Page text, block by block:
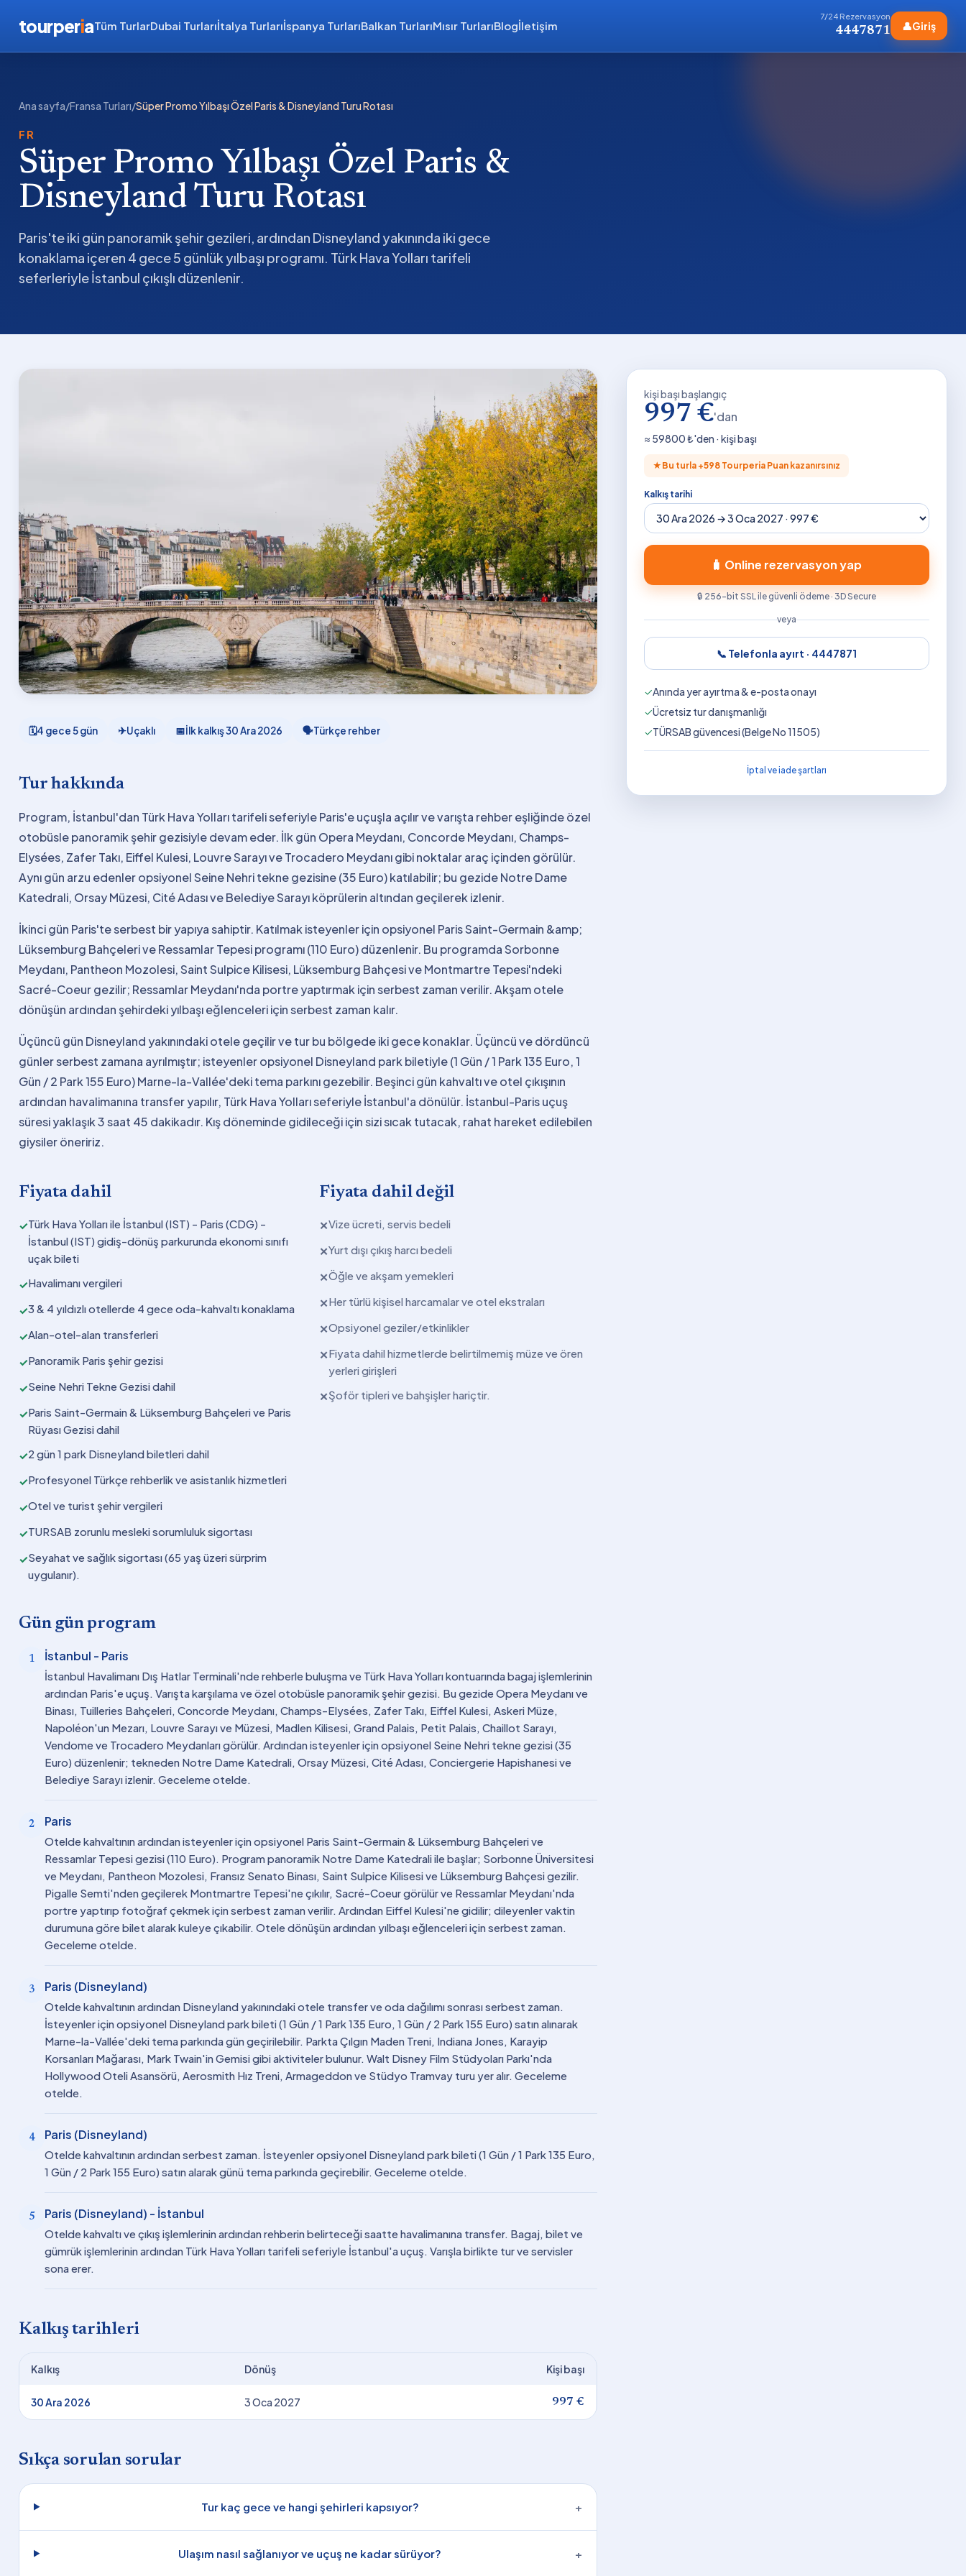
tourperiaTüm TurlarDubai Turlarıİtalya Turlarıİspanya TurlarıBalkan TurlarıMısır TurlarıBlogİletişim
7/24 Rezervasyon
4447871 👤Giriş
Ana sayfa/Fransa Turları/Süper Promo Yılbaşı Özel Paris & Disneyland Turu Rotası
FR
Süper Promo Yılbaşı Özel Paris &
Disneyland Turu Rotası
Paris'te iki gün panoramik şehir gezileri, ardından Disneyland yakınında iki gece
konaklama içeren 4 gece 5 günlük yılbaşı programı. Türk Hava Yolları tarifeli
seferleriyle İstanbul çıkışlı düzenlenir.
🗓4 gece 5 gün ✈Uçaklı 📅İlk kalkış30 Ara 2026 🗣Türkçe rehber
Tur hakkında
Program, İstanbul'dan Türk Hava Yolları tarifeli seferiyle Paris'e uçuşla açılır ve varışta rehber eşliğinde özel
otobüsle panoramik şehir gezisiyle devam eder. İlk gün Opera Meydanı, Concorde Meydanı, Champs-
Elysées, Zafer Takı, Eiffel Kulesi, Louvre Sarayı ve Trocadero Meydanı gibi noktalar araç içinden görülür.
Aynı gün arzu edenler opsiyonel Seine Nehri tekne gezisine (35 Euro) katılabilir; bu gezide Notre Dame
Katedrali, Orsay Müzesi, Cité Adası ve Belediye Sarayı köprülerin altından geçilerek izlenir.
İkinci gün Paris'te serbest bir yapıya sahiptir. Katılmak isteyenler için opsiyonel Paris Saint-Germain &amp;
Lüksemburg Bahçeleri ve Ressamlar Tepesi programı (110 Euro) düzenlenir. Bu programda Sorbonne
Meydanı, Pantheon Mozolesi, Saint Sulpice Kilisesi, Lüksemburg Bahçesi ve Montmartre Tepesi'ndeki
Sacré-Coeur gezilir; Ressamlar Meydanı'nda portre yaptırmak için serbest zaman verilir. Akşam otele
dönüşün ardından şehirdeki yılbaşı eğlenceleri için serbest zaman kalır.
Üçüncü gün Disneyland yakınındaki otele geçilir ve tur bu bölgede iki gece konaklar. Üçüncü ve dördüncü
günler serbest zamana ayrılmıştır; isteyenler opsiyonel Disneyland park biletiyle (1 Gün / 1 Park 135 Euro, 1
Gün / 2 Park 155 Euro) Marne-la-Vallée'deki tema parkını gezebilir. Beşinci gün kahvaltı ve otel çıkışının
ardından havalimanına transfer yapılır, Türk Hava Yolları seferiyle İstanbul'a dönülür. İstanbul-Paris uçuş
süresi yaklaşık 3 saat 45 dakikadır. Kış döneminde gidileceği için sizi sıcak tutacak, rahat hareket edilebilen
giysiler öneririz.
Fiyata dahil
✓Türk Hava Yolları ile İstanbul (IST) - Paris (CDG) -
İstanbul (IST) gidiş-dönüş parkurunda ekonomi sınıfı
uçak bileti
✓Havalimanı vergileri
✓3 & 4 yıldızlı otellerde 4 gece oda-kahvaltı konaklama
✓Alan-otel-alan transferleri
✓Panoramik Paris şehir gezisi
✓Seine Nehri Tekne Gezisi dahil
✓Paris Saint-Germain & Lüksemburg Bahçeleri ve Paris
Rüyası Gezisi dahil
✓2 gün 1 park Disneyland biletleri dahil
✓Profesyonel Türkçe rehberlik ve asistanlık hizmetleri
✓Otel ve turist şehir vergileri
✓TURSAB zorunlu mesleki sorumluluk sigortası
✓Seyahat ve sağlık sigortası (65 yaş üzeri sürprim
uygulanır).
Fiyata dahil değil
✕Vize ücreti, servis bedeli
✕Yurt dışı çıkış harcı bedeli
✕Öğle ve akşam yemekleri
✕Her türlü kişisel harcamalar ve otel ekstraları
✕Opsiyonel geziler/etkinlikler
✕Fiyata dahil hizmetlerde belirtilmemiş müze ve ören
yerleri girişleri
✕Şoför tipleri ve bahşişler hariçtir.
Gün gün program
1 İstanbul - Paris
İstanbul Havalimanı Dış Hatlar Terminali'nde rehberle buluşma ve Türk Hava Yolları kontuarında bagaj işlemlerinin
ardından Paris'e uçuş. Varışta karşılama ve özel otobüsle panoramik şehir gezisi. Bu gezide Opera Meydanı ve
Binası, Tuilleries Bahçeleri, Concorde Meydanı, Champs-Elysées, Zafer Takı, Eiffel Kulesi, Askeri Müze,
Napoléon'un Mezarı, Louvre Sarayı ve Müzesi, Madlen Kilisesi, Grand Palais, Petit Palais, Chaillot Sarayı,
Vendome ve Trocadero Meydanları görülür. Ardından isteyenler için opsiyonel Seine Nehri tekne gezisi (35
Euro) düzenlenir; tekneden Notre Dame Katedrali, Orsay Müzesi, Cité Adası, Conciergerie Hapishanesi ve
Belediye Sarayı izlenir. Geceleme otelde.
2 Paris
Otelde kahvaltının ardından isteyenler için opsiyonel Paris Saint-Germain & Lüksemburg Bahçeleri ve
Ressamlar Tepesi gezisi (110 Euro). Program panoramik Notre Dame Katedrali ile başlar; Sorbonne Üniversitesi
ve Meydanı, Pantheon Mozolesi, Fransız Senato Binası, Saint Sulpice Kilisesi ve Lüksemburg Bahçesi gezilir.
Pigalle Semti'nden geçilerek Montmartre Tepesi'ne çıkılır, Sacré-Coeur görülür ve Ressamlar Meydanı'nda
portre yaptırıp fotoğraf çekmek için serbest zaman verilir. Ardından Eiffel Kulesi'ne gidilir; dileyenler vaktin
durumuna göre bilet alarak kuleye çıkabilir. Otele dönüşün ardından yılbaşı eğlenceleri için serbest zaman.
Geceleme otelde.
3 Paris (Disneyland)
Otelde kahvaltının ardından Disneyland yakınındaki otele transfer ve oda dağılımı sonrası serbest zaman.
İsteyenler için opsiyonel Disneyland park bileti (1 Gün / 1 Park 135 Euro, 1 Gün / 2 Park 155 Euro) satın alınarak
Marne-la-Vallée'deki tema parkında gün geçirilebilir. Parkta Çılgın Maden Treni, Indiana Jones, Karayip
Korsanları Mağarası, Mark Twain'in Gemisi gibi aktiviteler bulunur. Walt Disney Film Stüdyoları Parkı'nda
Hollywood Oteli Asansörü, Aerosmith Hız Treni, Armageddon ve Stüdyo Tramvay turu yer alır. Geceleme
otelde.
4 Paris (Disneyland)
Otelde kahvaltının ardından serbest zaman. İsteyenler opsiyonel Disneyland park bileti (1 Gün / 1 Park 135 Euro,
1 Gün / 2 Park 155 Euro) satın alarak günü tema parkında geçirebilir. Geceleme otelde.
5 Paris (Disneyland) - İstanbul
Otelde kahvaltı ve çıkış işlemlerinin ardından rehberin belirteceği saatte havalimanına transfer. Bagaj, bilet ve
gümrük işlemlerinin ardından Türk Hava Yolları tarifeli seferiyle İstanbul'a uçuş. Varışla birlikte tur ve servisler
sona erer.
Kalkış tarihleri
Kalkış Dönüş Kişi başı
30 Ara 2026 3 Oca 2027 997 €
Sıkça sorulan sorular
Tur kaç gece ve hangi şehirleri kapsıyor? +
Ulaşım nasıl sağlanıyor ve uçuş ne kadar sürüyor? +
kişi başı başlangıç
997 €'dan
≈ 59800₺'den · kişi başı
★ Bu turla +598Tourperia Puan kazanırsınız
Kalkış tarihi
🧳 Online rezervasyon yap
🔒 256-bit SSL ile güvenli ödeme · 3D Secure
veya
📞 Telefonla ayırt · 4447871
✓Anında yer ayırtma & e-posta onayı
✓Ücretsiz tur danışmanlığı
✓TÜRSAB güvencesi (Belge No 11505)
İptal ve iade şartları